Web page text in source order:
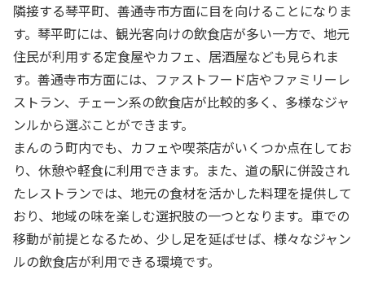
隣接する琴平町、善通寺市方面に目を向けることになりま
す。琴平町には、観光客向けの飲食店が多い一方で、地元
住民が利用する定食屋やカフェ、居酒屋なども見られま
す。善通寺市方面には、ファストフード店やファミリーレ
ストラン、チェーン系の飲食店が比較的多く、多様なジャ
ンルから選ぶことができます。
まんのう町内でも、カフェや喫茶店がいくつか点在してお
り、休憩や軽食に利用できます。また、道の駅に併設され
たレストランでは、地元の食材を活かした料理を提供して
おり、地域の味を楽しむ選択肢の一つとなります。車での
移動が前提となるため、少し足を延ばせば、様々なジャン
ルの飲食店が利用できる環境です。